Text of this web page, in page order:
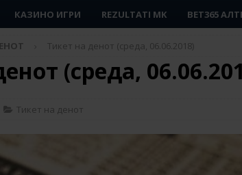
КАЗИНО ИГРИ REZULTATI MK BET365
Тикет на денот (среда, 06.06.2018)
(среда,
Тикет на денот